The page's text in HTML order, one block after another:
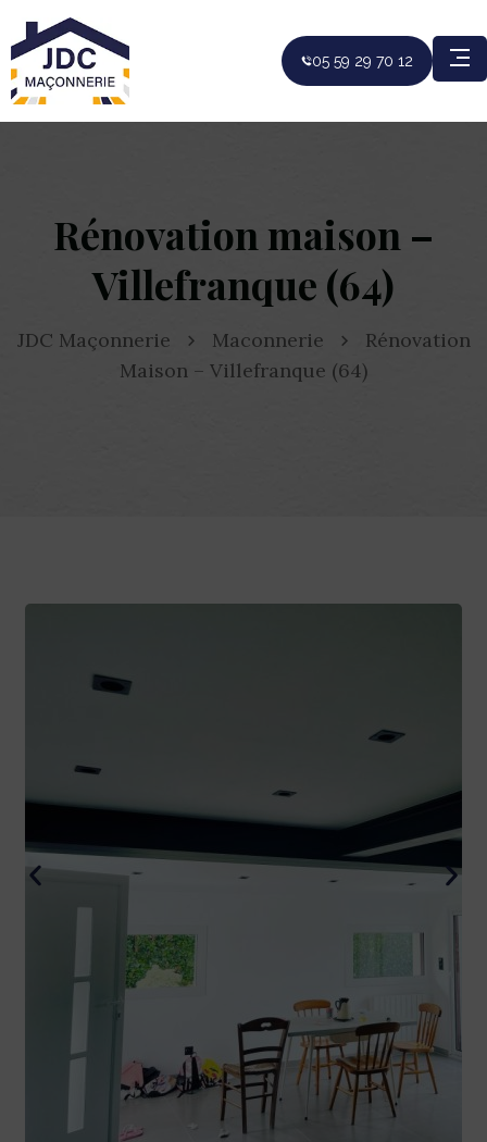
05 59 29 70 12
Rénovation maison –
Villefranque (64)
JDC Maçonnerie Maconnerie
Rénovation
Maison – Villefranque (64)